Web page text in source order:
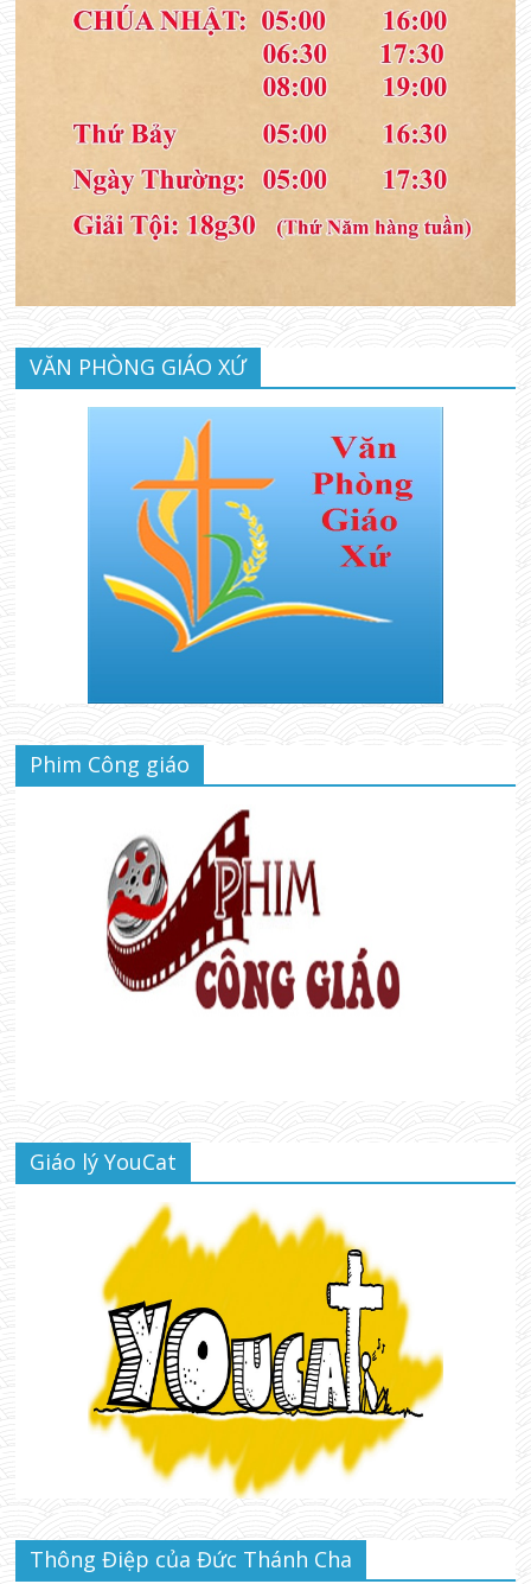
VĂN PHÒNG GIÁO XỨ
Phim Công giáo
Giáo lý YouCat
Thông Điệp của Đức Thánh Cha